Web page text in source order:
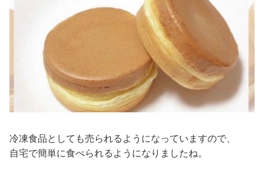
冷凍食品としても売られるようになっていますので、
自宅で簡単に食べられるようになりましたね。